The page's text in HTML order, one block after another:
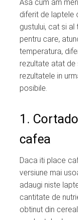
Asa cum am
diferit de laptele
gustului, cat si
pentru care,
temperatura,
rezultate atat de
rezultatele in
posibile.
1.
cafea
Daca iti place
versiune mai
adaugi niste
cantitate de
obtinut din